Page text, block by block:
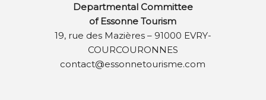
Departmental Committee
of Essonne Tourism
19, rue des Mazières – 91000 EVRY-
COURCOURONNES
contact@essonnetourisme.com